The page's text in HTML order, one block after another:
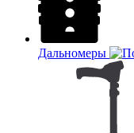
Дальномеры